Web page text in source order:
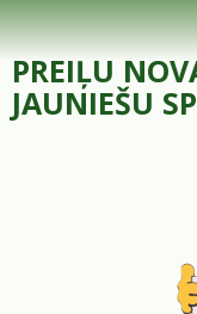
PREIĻU
JAUNIEŠU